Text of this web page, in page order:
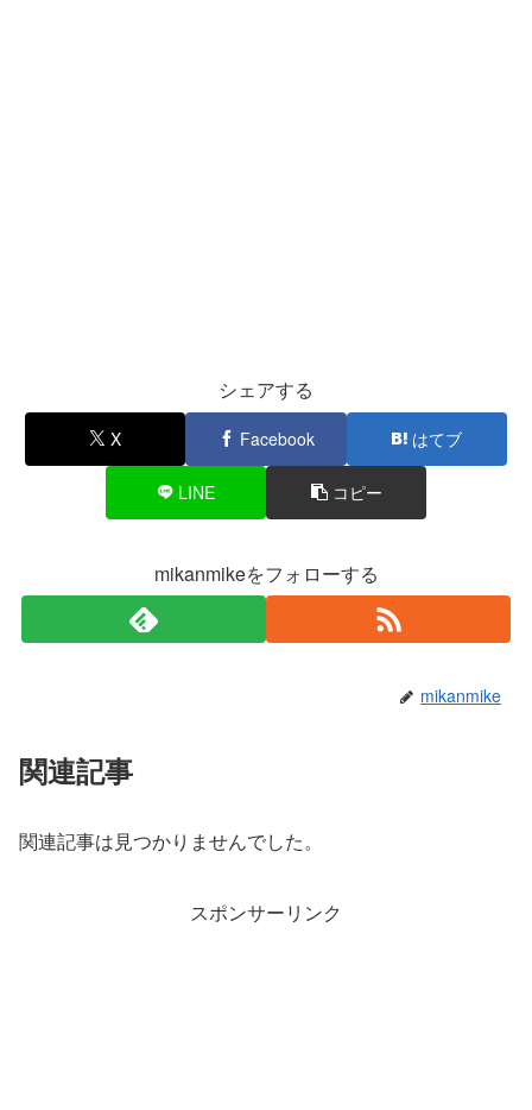
シェアする
X Facebook はてブ
LINE コピー
mikanmikeをフォローする
mikanmike
関連記事
関連記事は見つかりませんでした。
スポンサーリンク